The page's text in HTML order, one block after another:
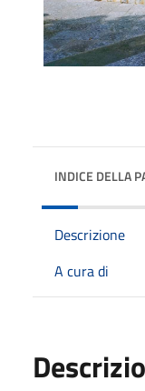
INDICE DELLA
Descrizione
A cura di